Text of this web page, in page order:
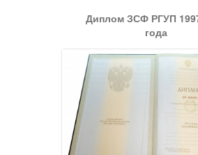
Диплом ЗСФ РГУП
года